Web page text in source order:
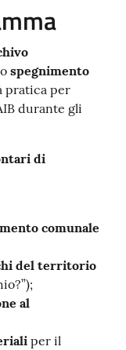
spegnimento
pratica per
durante gli
di
comunale
del territorio
al
per il